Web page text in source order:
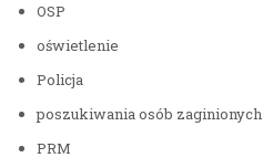
OSP
oświetlenie
Policja
poszukiwania osób zaginionych
PRM